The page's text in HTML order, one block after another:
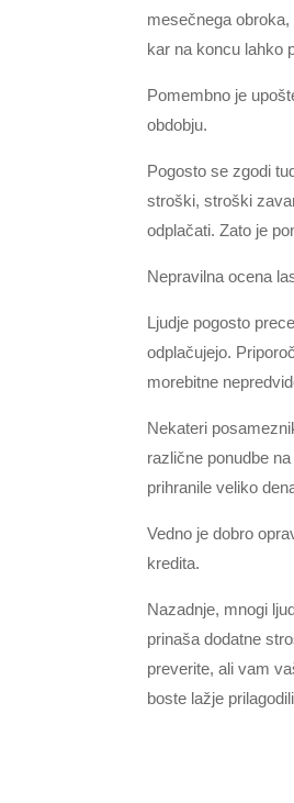
mesečnega
kar na koncu lahko
Pomembno je
obdobju.
Pogosto se zgodi
stroški, stroški
odplačati. Zato je
Nepravilna ocena
Ljudje pogosto
odplačujejo.
morebitne
Nekateri
različne ponudbe
prihranile veliko
Vedno je dobro
kredita.
Nazadnje, mnogi
prinaša dodatne
preverite, ali vam
boste lažje